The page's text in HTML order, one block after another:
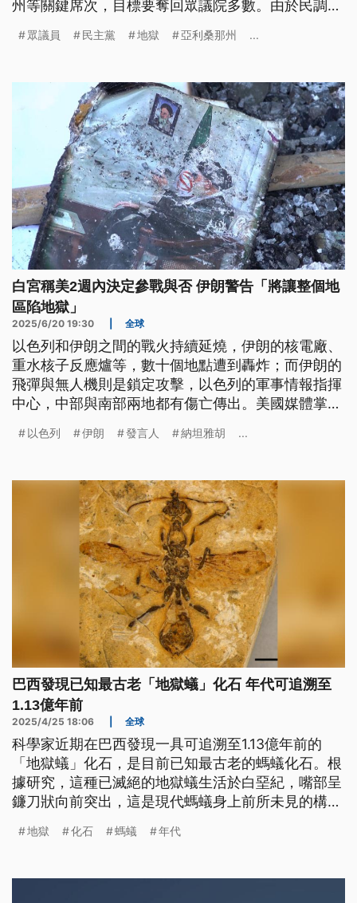
州等關鍵席次，目標要奪回眾議院多數。由於民調顯
長赫格塞斯（Pete Hegseth）在女兵政策的爭議切
走向，成為觀察重點。
眾議員 民主黨 地獄 亞利桑那州 ...
白宮稱美2週內決定參戰與否 伊朗警告「將讓整個地
區陷地獄」
2025/6/20 19:30 全球
以色列和伊朗之間的戰火持續延燒，伊朗的核電廠、
重水核子反應爐等，數十個地點遭到轟炸；而伊朗的
飛彈與無人機則是鎖定攻擊，以色列的軍事情報指揮
中心，中部與南部兩地都有傷亡傳出。美國媒體掌握
朗的軍事計畫；白宮發言人表示，川普將在2週之內
以色列，將讓整個地區陷入地獄。」
以色列 伊朗 發言人 納坦雅胡 ...
巴西發現已知最古老「地獄蟻」化石 年代可追溯至
1.13億年前
2025/4/25 18:06 全球
科學家近期在巴西發現一具可追溯至1.13億年前的
「地獄蟻」化石，是目前已知最古老的螞蟻化石。根
據研究，這種已滅絕的地獄蟻生活於白堊紀，嘴部呈
鐮刀狀向前突出，這是現代螞蟻身上前所未見的構
地獄 化石 螞蟻 年代